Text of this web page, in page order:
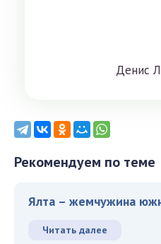
Дeниc
Рекомендуем по теме
Ялта – жемчужина
Читать далее